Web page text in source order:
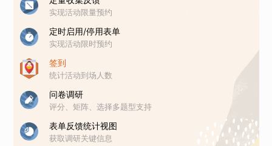
实现活动限量预约
定时启用/停用表单
实现活动限时预约
签到
统计活动到场人数
问卷调研
评分、矩阵、选择多题型支持
表单反馈统计视图
获取调研关键信息